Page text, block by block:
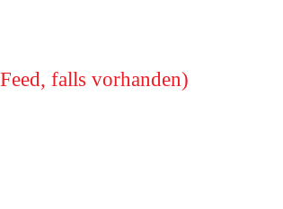
falls vorhanden)